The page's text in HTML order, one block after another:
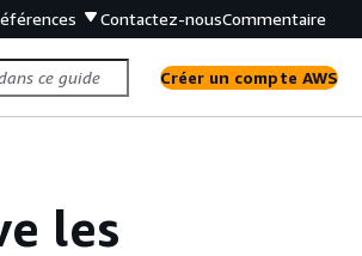
Contactez-nousCommentaire
Créer un compte AWS
les